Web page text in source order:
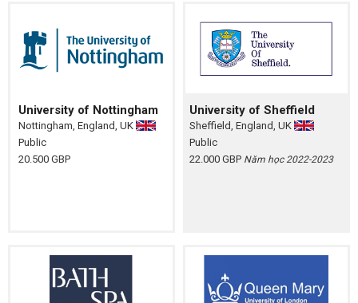
University of Nottingham
Nottingham, England, UK
Public
20.500 GBP
University of Sheffield
Sheffield, England, UK
Public
22.000 GBP Năm học 2022-2023